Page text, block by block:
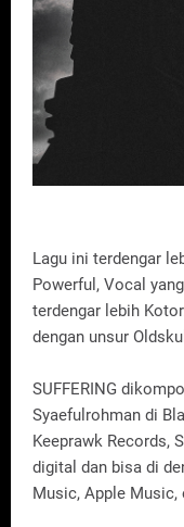
Lagu ini terdengar
Powerful, Vocal
terdengar lebih
dengan unsur
SUFFERING
Syaefulrohman di
Keeprawk Records,
digital dan bisa di
Music, Apple Music,